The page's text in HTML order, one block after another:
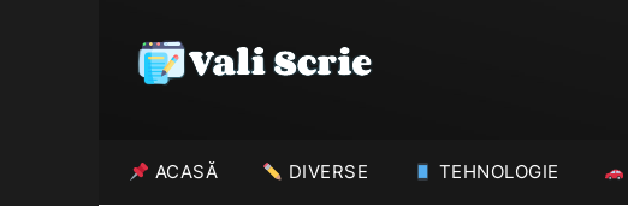
ACASĂ DIVERSE TEHNOLOGIE